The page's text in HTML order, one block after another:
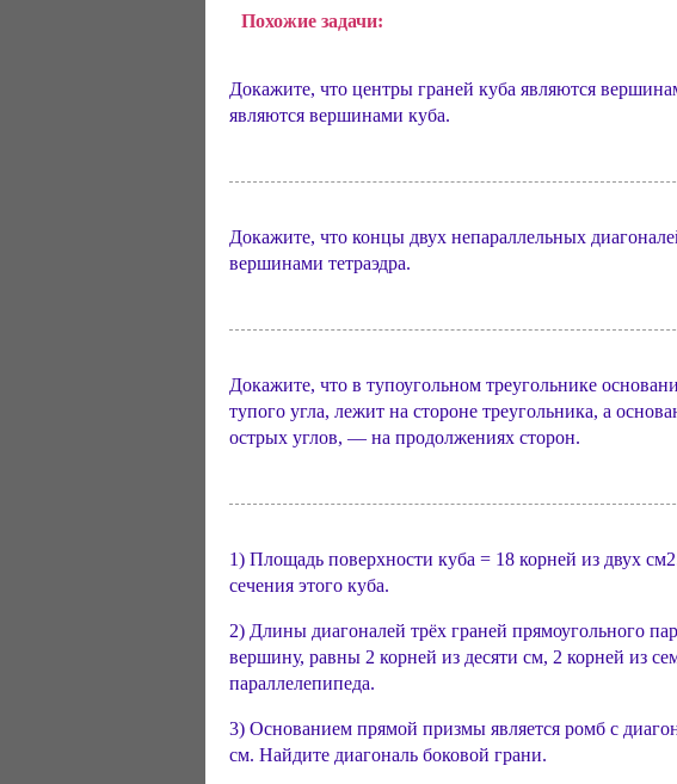
Похожие задачи:
Докажите, что центры граней куба являются
являются вершинами куба.
Докажите, что концы двух непараллельных
вершинами тетраэдра.
Докажите, что в тупоугольном треугольнике
тупого угла, лежит на стороне треугольника, а
острых углов, — на продолжениях сторон.
1) Площадь поверхности куба = 18 корней из двух
сечения этого куба.
2) Длины диагоналей трёх граней прямоугольного
вершину, равны 2 корней из десяти см, 2 корней из
параллелепипеда.
3) Основанием прямой призмы является ромб с
см. Найдите диагональ боковой грани.